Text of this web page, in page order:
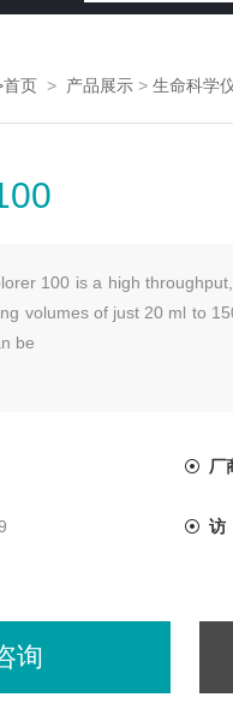
首页 > 产品展示 > 生命科学
100 is a high
volumes of just 20 ml to
be
厂
访
询